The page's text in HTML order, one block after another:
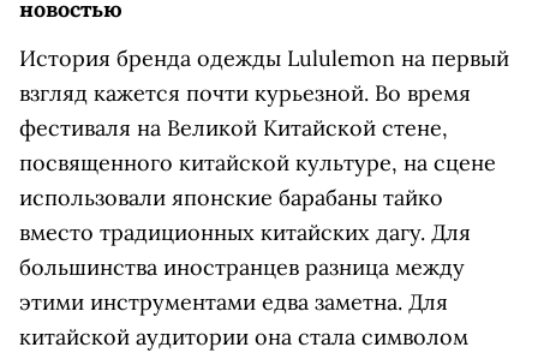
новостью
История бренда одежды Lululemon на первый
взгляд кажется почти курьезной. Во время
фестиваля на Великой Китайской стене,
посвященного китайской культуре, на сцене
использовали японские барабаны тайко
вместо традиционных китайских дагу. Для
большинства иностранцев разница между
этими инструментами едва заметна. Для
китайской аудитории она стала символом